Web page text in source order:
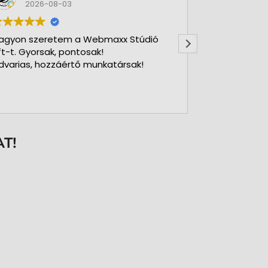
2026-08-03
szeretem a Webmaxx Stúdió
t. Gyorsak, pontosak!
hozzáértő munkatársak!